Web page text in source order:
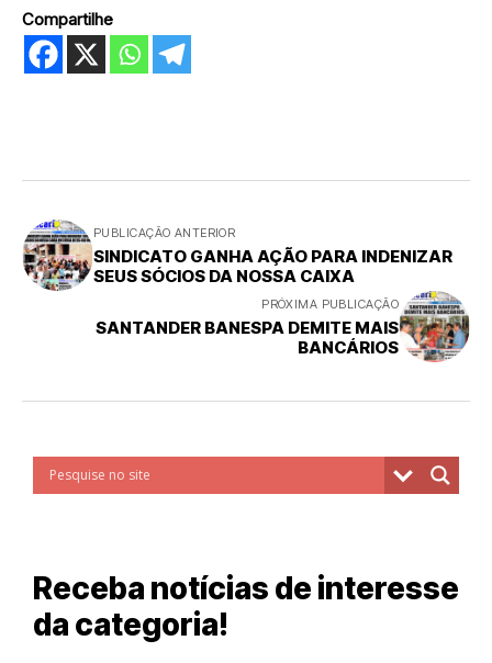
Compartilhe
PUBLICAÇÃO ANTERIOR
SINDICATO GANHA AÇÃO PARA INDENIZAR
SEUS SÓCIOS DA NOSSA CAIXA
PRÓXIMA PUBLICAÇÃO
SANTANDER BANESPA DEMITE MAIS
BANCÁRIOS
Receba notícias de interesse
da categoria!